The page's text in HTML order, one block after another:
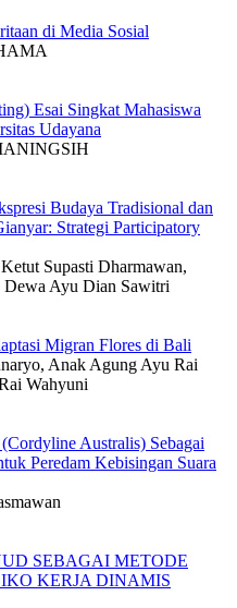
di Media Sosial
Esai Singkat Mahasiswa
Udayana
Budaya Tradisional dan
Strategi Participatory
Supasti Dharmawan,
Dewa Ayu Dian Sawitri
Migran Flores di Bali
Anak Agung Ayu Rai
Wahyuni
Australis) Sebagai
Peredam Kebisingan Suara
SEBAGAI METODE
KERJA DINAMIS